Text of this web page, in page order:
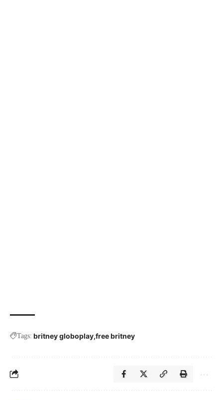
Tags: britney globoplay free britney